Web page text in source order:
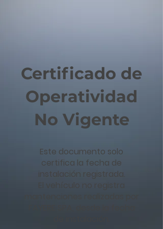
Certificado de
Operatividad
No Vigente
Este documento solo
certifica la fecha de
instalación registrada.
El vehículo no registra